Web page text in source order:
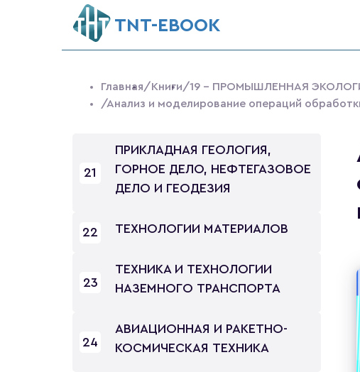
ТNT-EBOOK
Главная/Книги/19 - ПРОМЫШЛЕННАЯ
/Анализ и моделирование операций
21
ПРИКЛАДНАЯ ГЕОЛОГИЯ,
ГОРНОЕ ДЕЛО, НЕФТЕГАЗОВОЕ
ДЕЛО И ГЕОДЕЗИЯ
22 ТЕХНОЛОГИИ МАТЕРИАЛОВ
23
ТЕХНИКА И ТЕХНОЛОГИИ
НАЗЕМНОГО ТРАНСПОРТА
24
АВИАЦИОННАЯ И РАКЕТНО-
КОСМИЧЕСКАЯ ТЕХНИКА